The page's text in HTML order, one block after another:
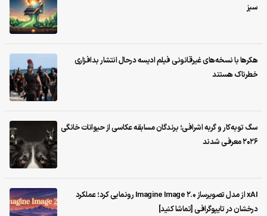
سبز
هکرها با نسخه‌های غیرقانونی فیلم ادیسه درحال انتشار بدافزاری
خطرناک هستند
سگ توبه‌کار و گربه اشرافی؛ برندگان مسابقه عکاسی از حیوانات خانگی
۲۰۲۶ معرفی شدند
xAI از مدل تصویرساز Imagine Image 2.0 رونمایی کرد؛ عملکرد
درخشان در تایپوگرافی [تماشا کنید]